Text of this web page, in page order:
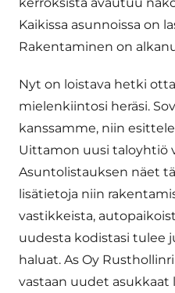
Kaikissa asunnoissa on
Rakentaminen on
Nyt on loistava hetki
mielenkiintosi heräsi.
kanssamme, niin
Uittamon uusi taloyhtiö
Asuntolistauksen näet
lisätietoja niin
vastikkeista,
uudesta kodistasi tulee
haluat. As Oy
vastaan uudet asukkaat